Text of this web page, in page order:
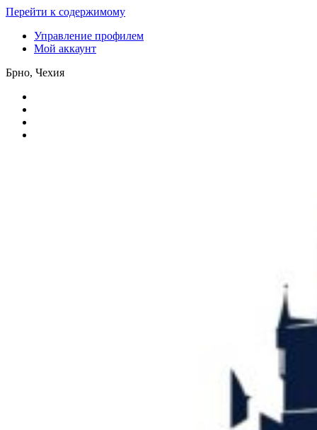
Перейти к содержимому
Управление профилем
Мой аккаунт
Брно, Чехия